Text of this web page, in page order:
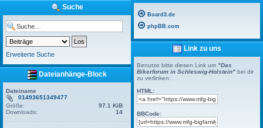
Suche
Erweiterte Suche
Dateianhänge-Block
Dateiname
01493651349477
Größe:
97.1 KiB
Downloads:
14
Board3.de
phpBB.com
Link zu uns
Benutze bitte diesen Link um "Das
Bikerforum in Schleswig-Holstein" bei dir
zu verlinken:
HTML:
BBCode: